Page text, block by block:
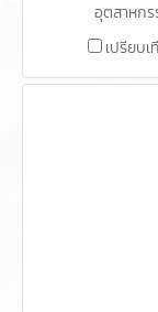
อุตสาหกร
เปรียบเ